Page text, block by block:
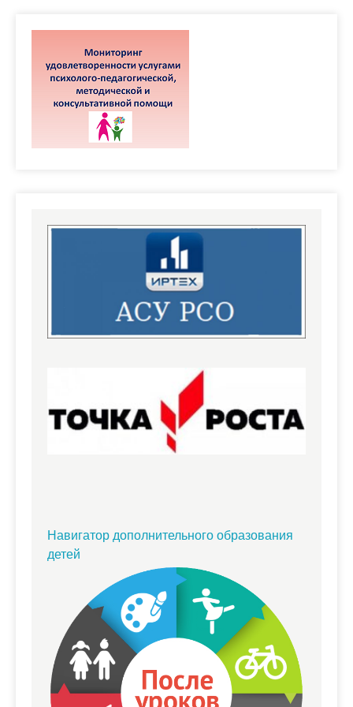
Навигатор дополнительного образования
детей